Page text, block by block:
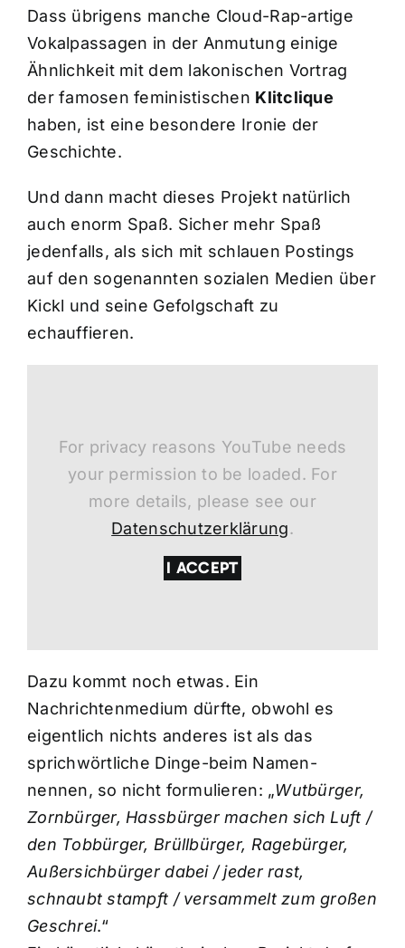
Dass übrigens manche Cloud-Rap-artige
Vokalpassagen in der Anmutung einige
Ähnlichkeit mit dem lakonischen Vortrag
der famosen feministischen Klitclique
haben, ist eine besondere Ironie der
Geschichte.
Und dann macht dieses Projekt natürlich
auch enorm Spaß. Sicher mehr Spaß
jedenfalls, als sich mit schlauen Postings
auf den sogenannten sozialen Medien über
Kickl und seine Gefolgschaft zu
echauffieren.
For privacy reasons YouTube needs
your permission to be loaded. For
more details, please see our
Datenschutzerklärung.
I ACCEPT
Dazu kommt noch etwas. Ein
Nachrichtenmedium dürfte, obwohl es
eigentlich nichts anderes ist als das
sprichwörtliche Dinge-beim Namen-
nennen, so nicht formulieren: „Wutbürger,
Zornbürger, Hassbürger machen sich Luft /
den Tobbürger, Brüllbürger, Ragebürger,
Außersichbürger dabei / jeder rast,
schnaubt stampft / versammelt zum großen
Geschrei.“